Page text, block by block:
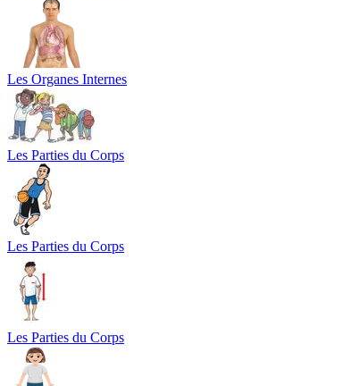
Les Organes Internes
Les Parties du Corps
Les Parties du Corps
Les Parties du Corps